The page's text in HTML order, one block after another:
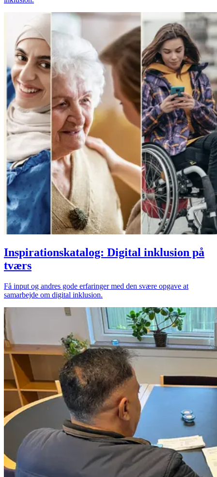
Inspirationskatalog: Digital inklusion på
tværs
Få input og andres gode erfaringer med den svære opgave at
samarbejde om digital inklusion.